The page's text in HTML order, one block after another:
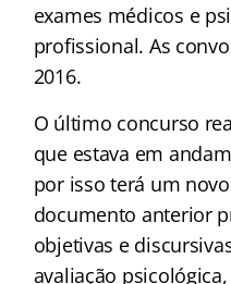
exames médicos e
profissional. As
2016.
O último concurso
que estava em
por isso terá um
documento anterior
objetivas e
avaliação